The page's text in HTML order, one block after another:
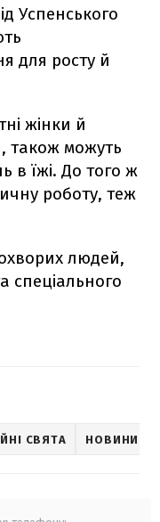
Успенського
для росту й
жінки й
також можуть
в їжі. До того ж
роботу, теж
людей,
спеціального
СВЯТА НОВИНИ